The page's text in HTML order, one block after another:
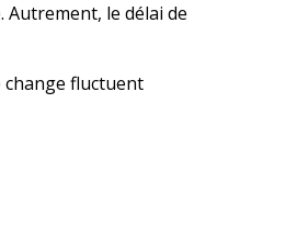
le délai de
change fluctuent